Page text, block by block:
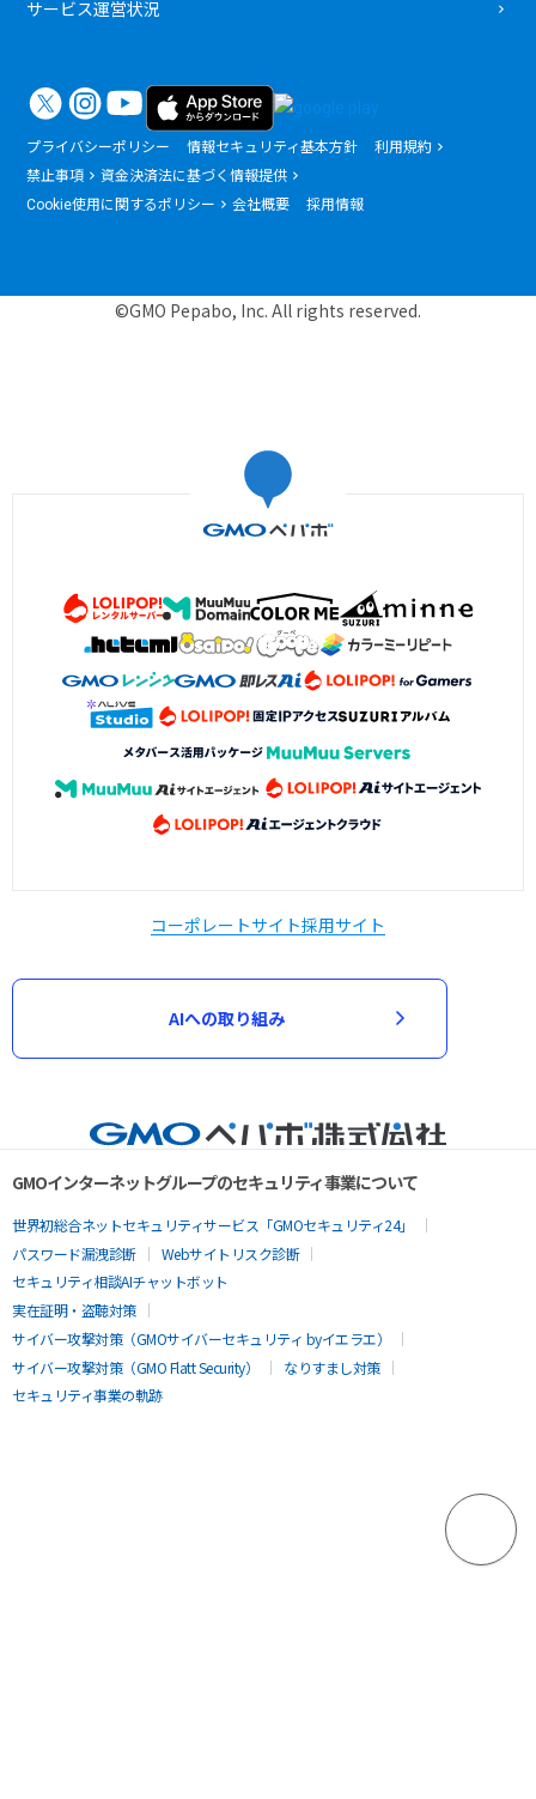
サービス運営状況
プライバシーポリシー 情報セキュリティ基本方針
利用規約
禁止事項
資金決済法に基づく情報提供
Cookie使用に関するポリシー
会社概要 採用情報
©GMO Pepabo, Inc. All rights reserved.
コーポレートサイト採用サイト
AIへの取り組み
GMOインターネットグループのセキュリティ事業について
世界初総合ネットセキュリティサービス「GMOセキュリティ24」
パスワード漏洩診断
Webサイトリスク診断
セキュリティ相談AIチャットボット
実在証明・盗聴対策
サイバー攻撃対策（GMOサイバーセキュリティ byイエラエ）
サイバー攻撃対策（GMO Flatt Security）
なりすまし対策
セキュリティ事業の軌跡